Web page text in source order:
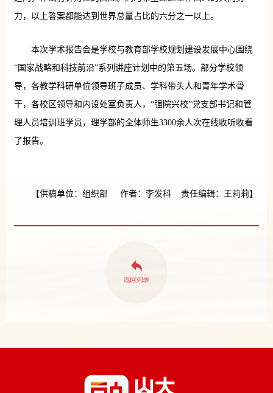
力，以上答案都能达到世界总量占比的六分之一以上。
本次学术报告会是学校与教育部学校规划建设发展中心围绕
“国家战略和科技前沿”系列讲座计划中的第五场。部分学校领
导，各教学科研单位领导班子成员、学科带头人和青年学术骨
干，各校区领导和内设处室负责人，“强院兴校”党支部书记和管
理人员培训班学员，理学部的全体师生3300余人次在线收听收看
了报告。
【供稿单位：组织部 作者：李发科 责任编辑：王莉莉】